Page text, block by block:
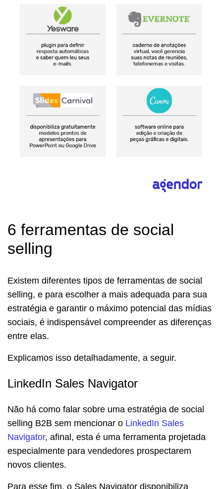
6 ferramentas de social
selling
Existem diferentes tipos de ferramentas de social
selling, e para escolher a mais adequada para sua
estratégia e garantir o máximo potencial das mídias
sociais, é indispensável compreender as diferenças
entre elas.
Explicamos isso detalhadamente, a seguir.
LinkedIn Sales Navigator
Não há como falar sobre uma estratégia de social
selling B2B sem mencionar o LinkedIn Sales
Navigator, afinal, esta é uma ferramenta projetada
especialmente para vendedores prospectarem
novos clientes.
Para esse fim, o Sales Navigator disponibiliza